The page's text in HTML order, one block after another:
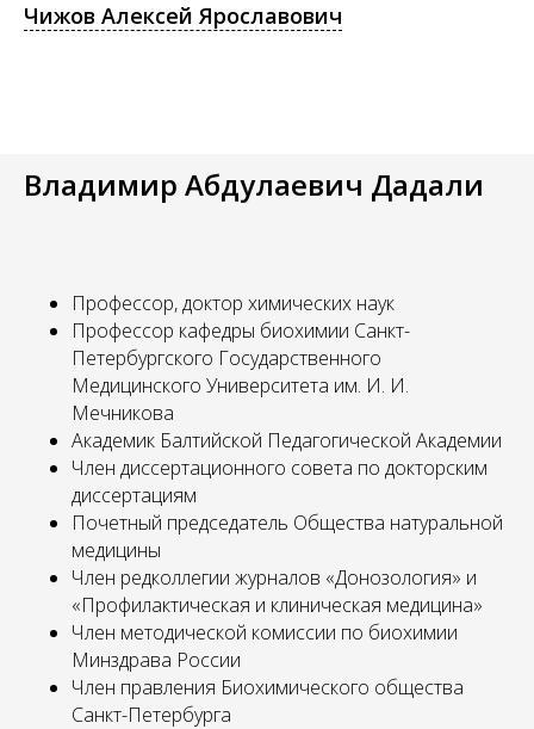
Чижов Алексей Ярославович
Владимир Абдулаевич Дадали
Профессор, доктор химических наук
Профессор кафедры биохимии Санкт-
Петербургского Государственного
Медицинского Университета им. И. И.
Мечникова
Академик Балтийской Педагогической Академии
Член диссертационного совета по докторским
диссертациям
Почетный председатель Общества натуральной
медицины
Член редколлегии журналов «Донозология» и
«Профилактическая и клиническая медицина»
Член методической комиссии по биохимии
Минздрава России
Член правления Биохимического общества
Санкт-Петербурга